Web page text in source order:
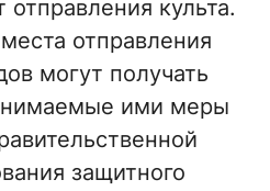
культа.
отправления
могут получать
ими меры
защитного